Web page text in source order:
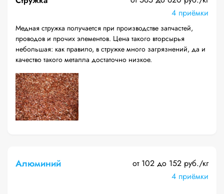
4 приёмки
Медная стружка получается при производстве запчастей,
проводов и прочих элементов. Цена такого вторсырья
небольшая: как правило, в стружке много загрязнений, да и
качество такого металла достаточно низкое.
Алюминий
от 102 до 152 руб./кг
4 приёмки